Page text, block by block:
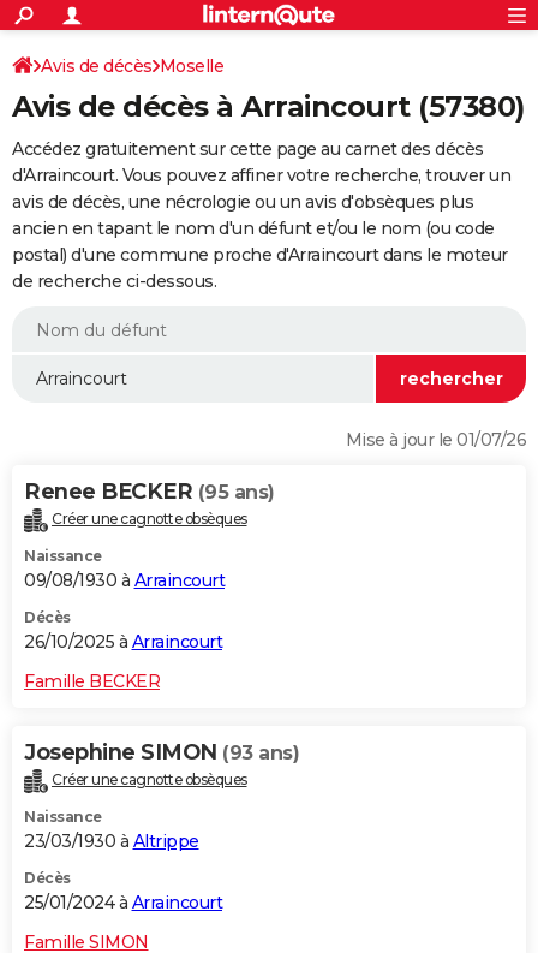
ACTUALITÉS
Politique
Société
Faits Divers
Education
Monde
Villes
+
SPORT
Coupe du monde 2026
Football
Tennis
Cyclisme
Rugby
Forum
Programme TV
TNT
Streaming
Cinéma
Sorties cinéma
Musique
+
FINANCE
Retraite
Impôts
Epargne
Immobilier
Risques naturels par ville
Banque
Assurance
Crédit
AUTO
Essais
Réserver un essai
Citadines
Berlines
SUV
Forum auto
+
HIGH-TECH
BRICOLAGE
WEEK-END
Alimentation
Guide de la santé
Maladies
Médicaments
Sommeil
VOYAGE
Destinations
City break
Voyage nature
Voyage de noces
Forum
Climat
+PHOTO
GUIDES D'ACHAT
Carte de Noël
Carte Bonne année
Carte Saint-Valentin
Carte Pâques
Carte d'anniversaire
DICTIONNAIRE
Dictionnaire
Biographies
Citations
Expressions
Proverbes
PROGRAMME TV
S'inscrire
Se connecter
Lycées
Collèges
Primaires
Universités
Entreprises
Service militaire
Avis de recherche
AVIS DE DÉCÈS
Avis de décès Moselle
Avis de décès à Arraincourt (57380)
Accédez gratuitement sur cette page au carnet des décès
d'Arraincourt. Vous pouvez affiner votre recherche, trouver un
avis de décès, une nécrologie ou un avis d'obsèques plus
ancien en tapant le nom d'un défunt et/ou le nom (ou code
postal) d'une commune proche d'Arraincourt dans le moteur
de recherche ci-dessous.
Mise à jour le 01/07/26
Renee BECKER (95 ans)
Créer une cagnotte obsèques
Naissance
09/08/1930 à Arraincourt
Décès
26/10/2025 à Arraincourt
Famille BECKER
Josephine SIMON (93 ans)
Créer une cagnotte obsèques
Naissance
23/03/1930 à Altrippe
Décès
25/01/2024 à Arraincourt
Famille SIMON